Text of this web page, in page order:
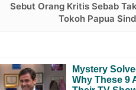
Sebut Orang Kritis Sebab
Tokoh Papua